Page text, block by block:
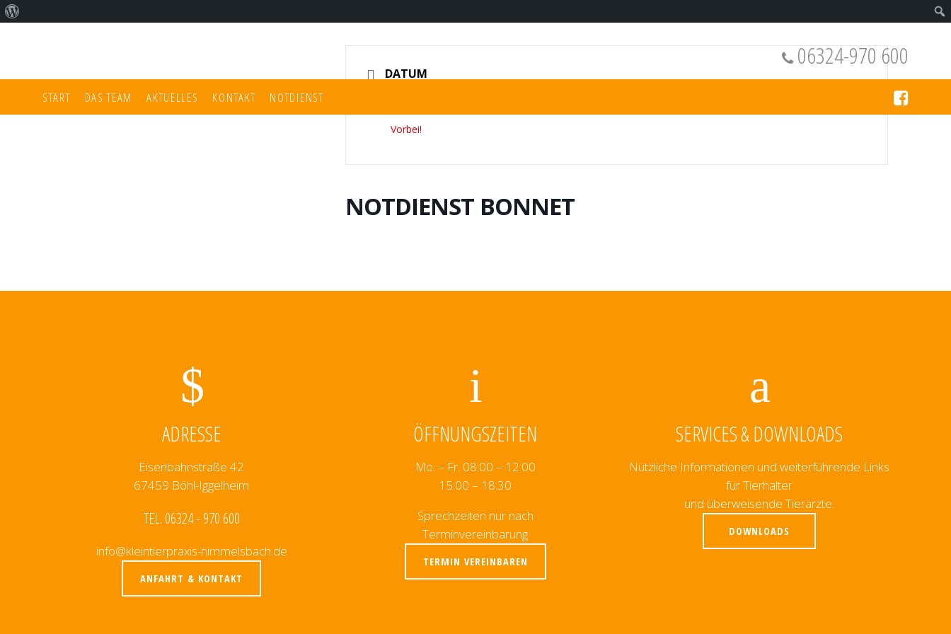
06324-970 600
START DAS TEAM AKTUELLES KONTAKT NOTDIENST
DATUM
Vorbei!
NOTDIENST BONNET
ADRESSE
Eisenbahnstraße 42
67459 Böhl-Iggelheim
TEL. 06324 - 970 600
info@kleintierpraxis-himmelsbach.de
ANFAHRT & KONTAKT
ÖFFNUNGSZEITEN
Mo. – Fr. 08:00 – 12:00
15:00 – 18:30
Sprechzeiten nur nach
Terminvereinbarung
TERMIN VEREINBAREN
SERVICES & DOWNLOADS
Nützliche Informationen und weiterführende Links
für Tierhalter
und überweisende Tierärzte.
DOWNLOADS